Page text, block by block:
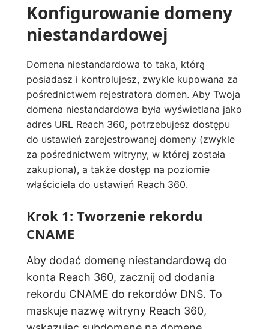
Konfigurowanie domeny
niestandardowej
Domena niestandardowa to taka, którą
posiadasz i kontrolujesz, zwykle kupowana za
pośrednictwem rejestratora domen. Aby Twoja
domena niestandardowa była wyświetlana jako
adres URL Reach 360, potrzebujesz dostępu
do ustawień zarejestrowanej domeny (zwykle
za pośrednictwem witryny, w której została
zakupiona), a także dostęp na poziomie
właściciela do ustawień Reach 360.
Krok 1: Tworzenie rekordu
CNAME
Aby dodać domenę niestandardową do
konta Reach 360, zacznij od dodania
rekordu CNAME do rekordów DNS. To
maskuje nazwę witryny Reach 360,